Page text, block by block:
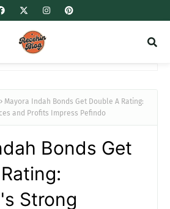
Mayora Indah Bonds Get Double A Rating:
and Profits Impress Pefindo
Bonds Get
Strong